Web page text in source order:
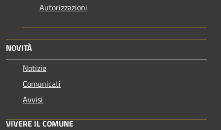
Autorizzazioni
NOVITÀ
Notizie
Comunicati
Avvisi
VIVERE IL COMUNE